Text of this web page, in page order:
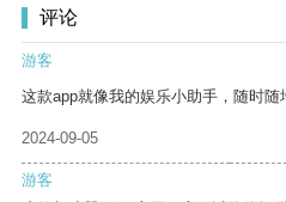
评论
游客
这款app就像我的娱乐小助手，随时随
2024-09-05
游客